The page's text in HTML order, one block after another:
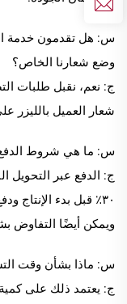
وضع شعارنا الخاص؟
شعار العميل بالليزر
س: ما هي شروط
ويمكن أيضًا التفاوض
س: ماذا بشأن وقت
ج: يعتمد ذلك على